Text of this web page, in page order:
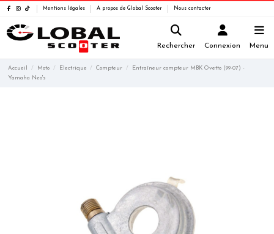
Mentions légales A propos de Global Scooter Nous contacter
Rechercher Connexion Menu
Accueil Moto Electrique Compteur
Entraîneur compteur MBK Ovetto (99-07) -
Yamaha Neo's